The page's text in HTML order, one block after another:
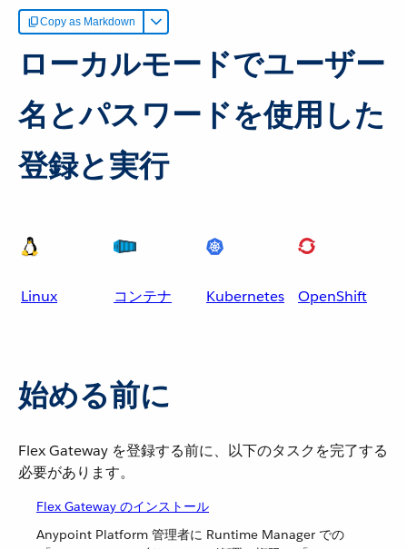
Copy as Markdown
ローカルモードでユーザー
名とパスワードを使用した
登録と実行
Linux コンテナ Kubernetes OpenShift
始める前に
Flex Gateway を登録する前に、以下のタスクを完了する
必要があります。
Flex Gateway のインストール
Anypoint Platform 管理者に Runtime Manager での​